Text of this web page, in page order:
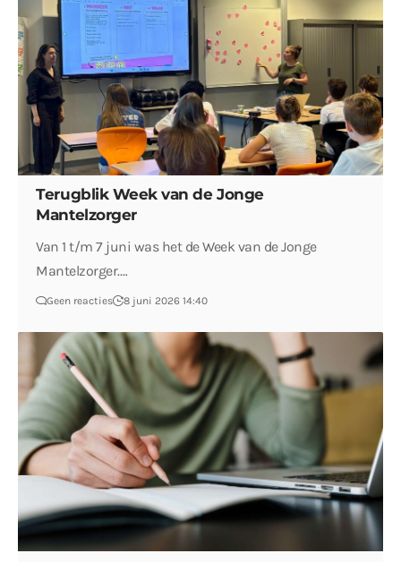
Terugblik Week van de Jonge
Mantelzorger
Van 1 t/m 7 juni was het de Week van de Jonge
Mantelzorger.…
Geen reacties 8 juni 2026 14:40